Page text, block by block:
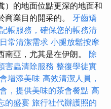
）的地面位點更深的地面和
商業目的開采的。 牙齒矯
帳服務，確保您的帳務清
常清潔需求 小腿放鬆按摩
南亞，尤其是在伊朗。 除
害蟲清除服務 整復學徒實
增添美味 高效清潔人員，
，提供美味的茶會餐點 高
的盛宴 旅行社代辦護照的